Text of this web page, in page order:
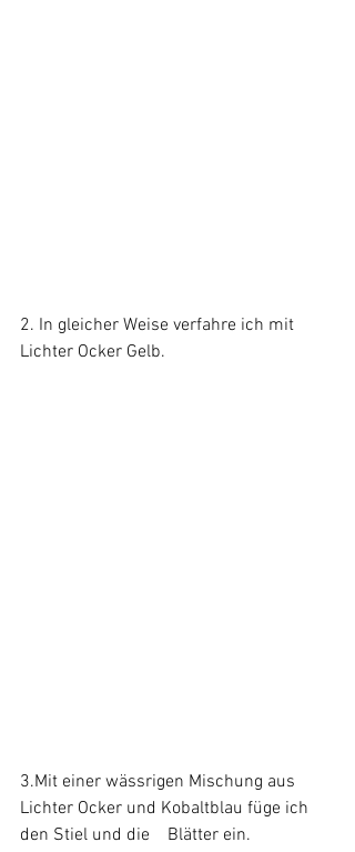
2. In gleicher Weise verfahre ich mit
Lichter Ocker Gelb.
3.Mit einer wässrigen Mischung aus
Lichter Ocker und Kobaltblau füge ich
den Stiel und die    Blätter ein.